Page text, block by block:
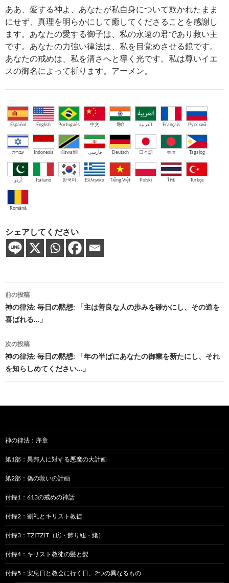
ああ、愛する神よ、あなたが私自身について欺かれたまま
にせず、真理を明らかにして癒してくださることを感謝し
ます。あなたの愛する御子は、私の永遠の君であり救い主
です。あなたの力強い律法は、私を目覚めさせる鏡です。
あなたの戒めは、私を清さへと導く光です。私は尊いイエ
スの御名によって祈ります。アーメン。
Español English Português 中文 हिंदी العربية Français Русский
עברית Indonesia Kiswahili فارسی Deutsch 日本語 বাংলা Tagalog
اُردو Italiano 한국어 Ελληνικά Tiếng Việt Polski ไทย Türkçe
Română
シェアしてください
投
稿
ナ
ビ
ゲ
ー
ン
前の投稿
神の律法: 毎日の黙想: 「主は善良な人の歩みを確かにし、その道を
喜ばれる…」
次の投稿
神の律法: 毎日の黙想: 「年の半ばにあなたの御業を新たにし、それ
を知らしめてください…」
神の律法：序章
第1部：異邦人に対する悪魔の大計画
第2部：偽の救いの計画
付録1：613の戒めの神話
付録2：割礼とキリスト教徒
付録3：TZITZIT（房・飾り紐・緒）
付録4：キリスト教徒の髪と髭
付録5：安息日と教会に行く日、2つの異なるもの